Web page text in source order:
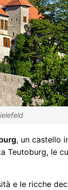
, un castello
Teutoburg, le
e le ricche